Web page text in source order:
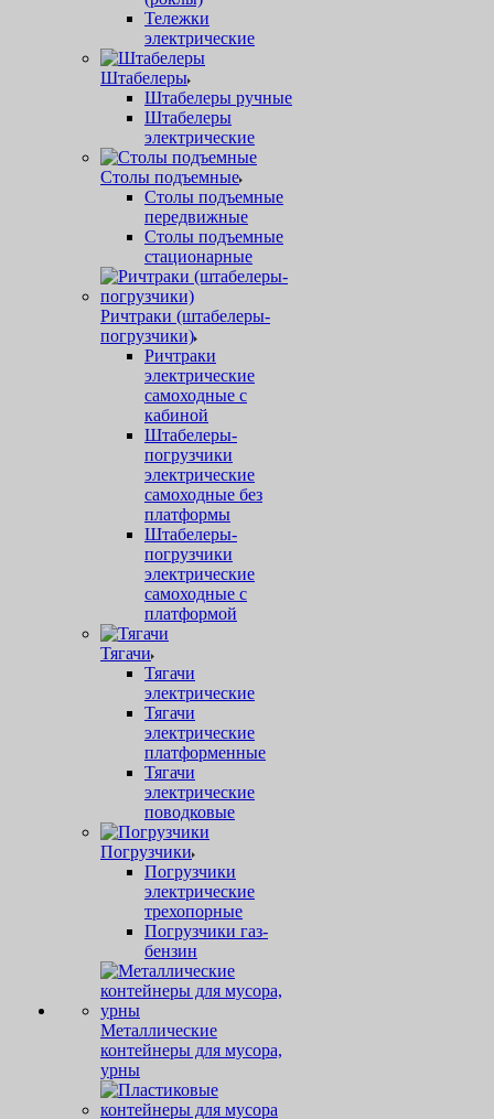
Тележки
электрические
Штабелеры
Штабелеры ручные
Штабелеры
электрические
Столы подъемные
Столы подъемные
передвижные
Столы подъемные
стационарные
Ричтраки (штабелеры-
погрузчики)
Ричтраки
электрические
самоходные с
кабиной
Штабелеры-
погрузчики
электрические
самоходные без
платформы
Штабелеры-
погрузчики
электрические
самоходные с
платформой
Тягачи
Тягачи
электрические
Тягачи
электрические
платформенные
Тягачи
электрические
поводковые
Погрузчики
Погрузчики
электрические
трехопорные
Погрузчики газ-
бензин
Металлические
контейнеры для мусора,
урны